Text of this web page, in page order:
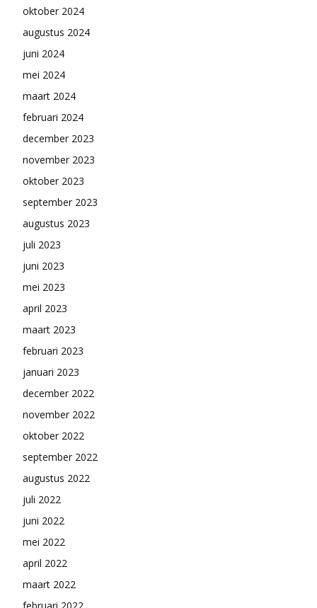
oktober 2024
augustus 2024
juni 2024
mei 2024
maart 2024
februari 2024
december 2023
november 2023
oktober 2023
september 2023
augustus 2023
juli 2023
juni 2023
mei 2023
april 2023
maart 2023
februari 2023
januari 2023
december 2022
november 2022
oktober 2022
september 2022
augustus 2022
juli 2022
juni 2022
mei 2022
april 2022
maart 2022